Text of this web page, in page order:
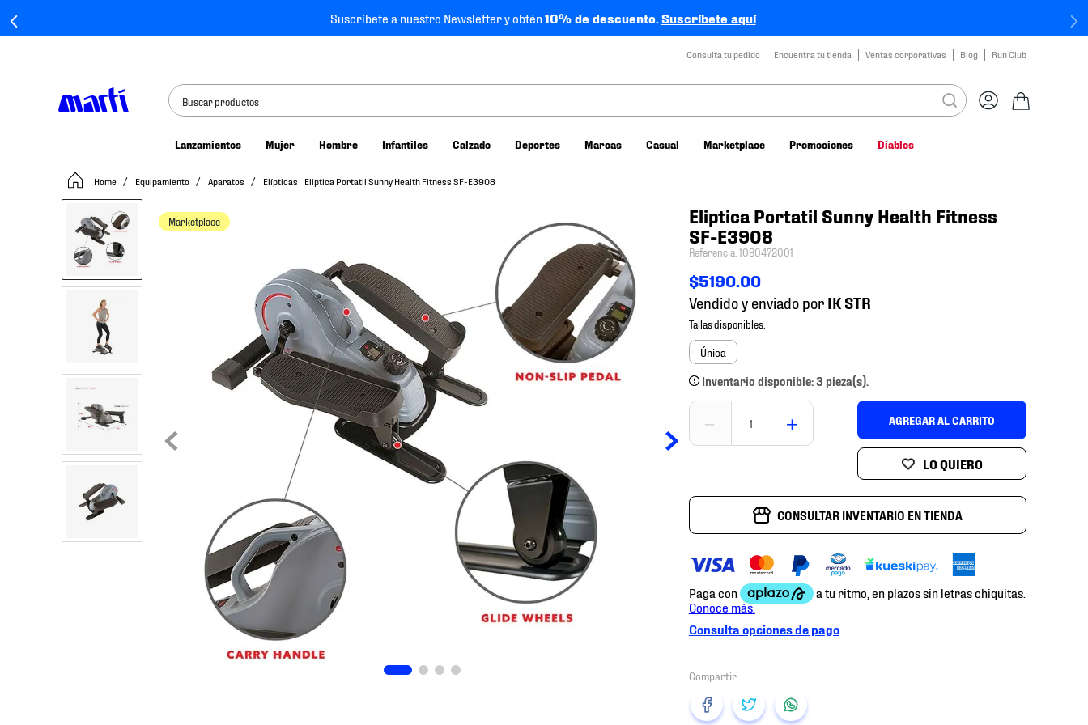
Suscríbete a nuestro Newsletter y obtén10% de descuento.Suscríbete aquí
Consulta tu pedido Encuentra tu tienda Ventas corporativas Blog Run Club
Buscar productos
Lanzamientos Mujer Hombre Infantiles Calzado Deportes Marcas Casual Marketplace Promociones Diablos
Equipamiento Aparatos Elípticas Eliptica Portatil Sunny Health Fitness SF-E3908
Marketplace
Eliptica Portatil Sunny Health Fitness
SF-E3908
Referencia:1080472001
$5190.00
Vendido y enviado por
Única
Inventario disponible: 3 pieza(s).
＋
－ AGREGAR AL CARRITO
CONSULTAR INVENTARIO EN TIENDA
Consulta opciones de pago
tenis mujer
tenis hombre
tenis futbol
tenis niño